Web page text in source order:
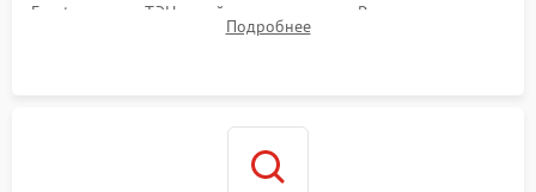
Frost, включая ТЭН оттайки и вентилятор. Ремонт или замена
платы управления при сбоях алгоритмов.
Подробнее